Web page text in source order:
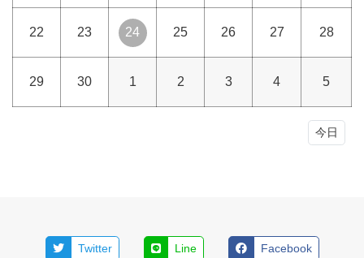
22 23 24 25 26 27 28
29 30 1 2 3 4 5
今日
Twitter Line Facebook